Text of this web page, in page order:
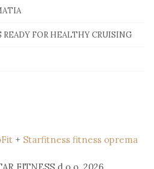
FOR HEALTHY CRUISING
+ Starfitness fitness oprema